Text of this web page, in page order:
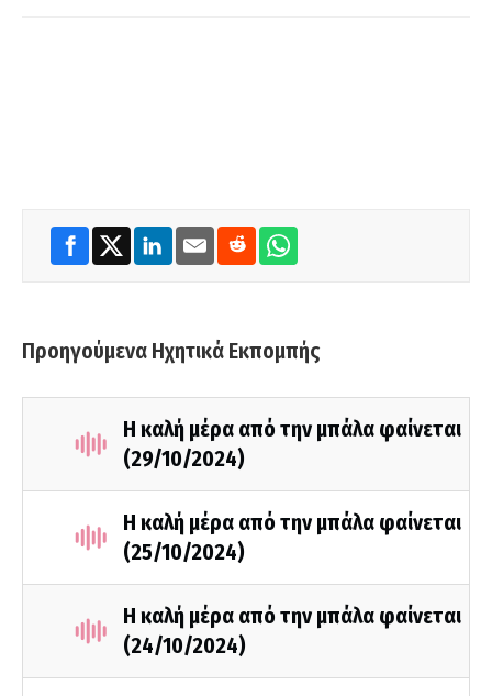
Προηγούμενα Ηχητικά Εκπομπής
Η καλή μέρα από την μπάλα φαίνεται
(29/10/2024)
Η καλή μέρα από την μπάλα φαίνεται
(25/10/2024)
Η καλή μέρα από την μπάλα φαίνεται
(24/10/2024)